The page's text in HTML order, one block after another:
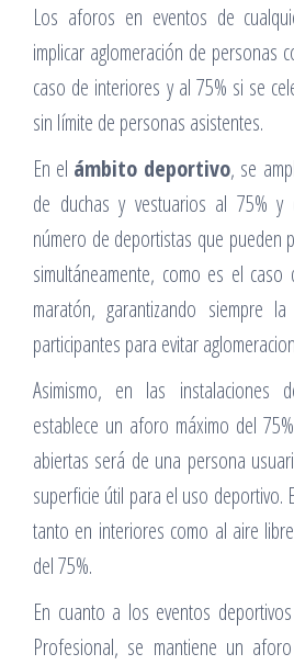
Los aforos en eventos de
implicar aglomeración de personas
caso de interiores y al 75% si se
sin límite de personas asistentes.
En el ámbito deportivo, se
de duchas y vestuarios al 75% y
número de deportistas que pueden
simultáneamente, como es el
maratón, garantizando siempre
participantes para evitar
Asimismo, en las instalaciones
establece un aforo máximo del
abiertas será de una persona
superficie útil para el uso deportivo.
tanto en interiores como al aire
del 75%.
En cuanto a los eventos
Profesional, se mantiene un